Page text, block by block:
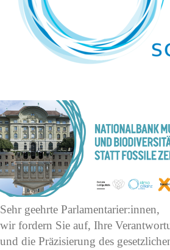
Sehr geehrte Parlamentarier:innen,
wir fordern Sie auf, Ihre
und die Präzisierung des